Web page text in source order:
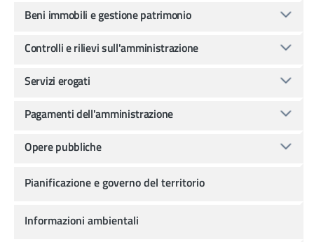
Beni immobili e gestione patrimonio
Controlli e rilievi sull'amministrazione
Servizi erogati
Pagamenti dell'amministrazione
Opere pubbliche
Pianificazione e governo del territorio
Informazioni ambientali